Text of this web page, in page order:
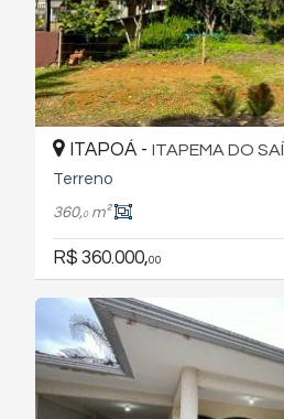
ITAPOÁ - ITAPEMA DO SAÍ
Terreno
360,0m²
R$ 360.000,00